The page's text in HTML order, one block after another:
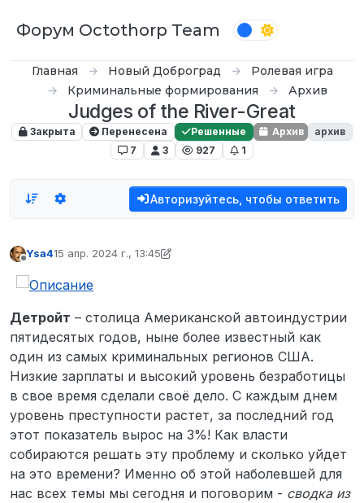
Форум Octothorp Team
Главная Новый Доброград
Ролевая игра
Криминальные формирования
Архив
Judges of the River-Great
Закрыта Перенесена Решенные Архив
архив
7
3 927 1
Авторизуйтесь, чтобы ответить
Ysa415 апр. 2024 г., 13:45
отредактировано Ysa4
Детройт – столица Американской автоиндустрии
пятидесятых годов, ныне более известный как
один из самых криминальных регионов США.
Низкие зарплаты и высокий уровень безработицы
в свое время сделали своё дело. С каждым днем
уровень преступности растет, за последний год
этот показатель вырос на 3%! Как власти
собираются решать эту проблему и сколько уйдет
на это времени? Именно об этой наболевшей для
нас всех темы мы сегодня и поговорим - сводка из